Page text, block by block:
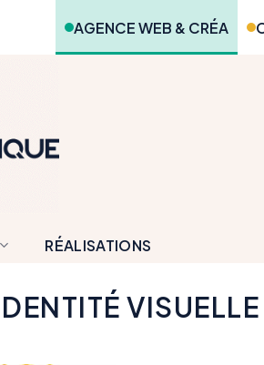
AGENCE WEB & CRÉA
RÉALISATIONS
VISUELLE